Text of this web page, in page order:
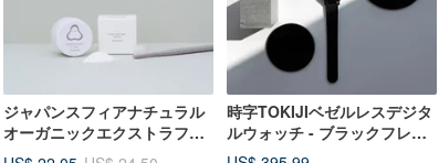
ジャパンスフィアナチュラル
オーガニックエクストラファ
インシーソルトエクスフォリ
時字TOKIJIベゼルレスデジタ
ルウォッチ - ブラックフレー
ム / ブラック本革ストラップ